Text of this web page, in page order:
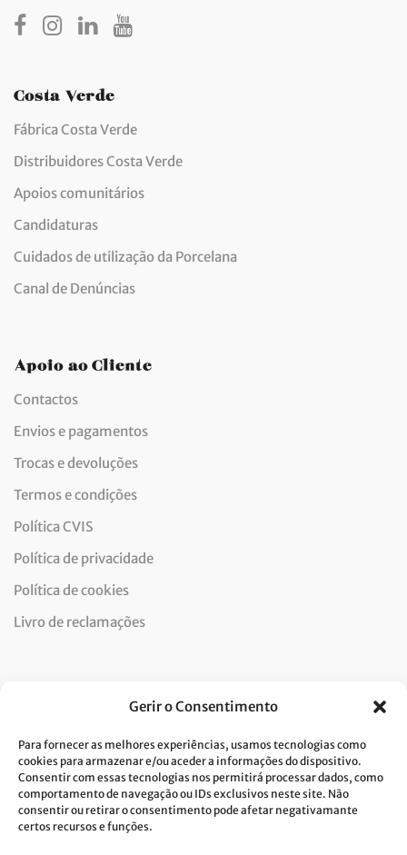
Gerir o Consentimento
Para fornecer as melhores experiências, usamos tecnologias como
cookies para armazenar e/ou aceder a informações do dispositivo.
Consentir com essas tecnologias nos permitirá processar dados, como
comportamento de navegação ou IDs exclusivos neste site. Não
consentir ou retirar o consentimento pode afetar negativamante
certos recursos e funções.
Costa Verde
Fábrica Costa Verde
Distribuidores Costa Verde
Apoios comunitários
Candidaturas
Cuidados de utilização da Porcelana
Canal de Denúncias
Apoio ao Cliente
Contactos
Envios e pagamentos
Trocas e devoluções
Termos e condições
Política CVIS
Política de privacidade
Política de cookies
Livro de reclamações
Dou consentimento ao tratamento de dados e aceito a
política de privacidade.*
A Costa Verde está comprometida com a implementação do RGPD. Para